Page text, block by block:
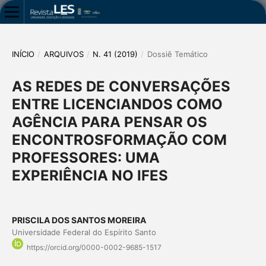
INÍCIO / ARQUIVOS / N. 41 (2019) / Dossiê Temático
AS REDES DE CONVERSAÇÕES
ENTRE LICENCIANDOS COMO
AGÊNCIA PARA PENSAR OS
ENCONTROSFORMAÇÃO COM
PROFESSORES: UMA
EXPERIÊNCIA NO IFES
PRISCILA DOS SANTOS MOREIRA
Universidade Federal do Espírito Santo
https://orcid.org/0000-0002-9685-1517